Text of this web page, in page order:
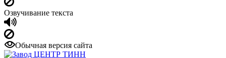
Озвучивание текста
Обычная версия сайта